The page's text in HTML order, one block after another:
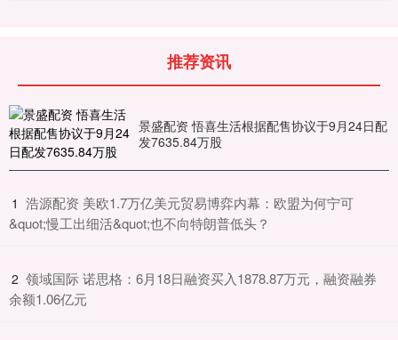
推荐资讯
景盛配资 悟喜生活根据配售协议于9月24日配
发7635.84万股
1 ​浩源配资 美欧1.7万亿美元贸易博弈内幕：欧盟为何宁可
&quot;慢工出细活&quot;也不向特朗普低头？
2 ​领域国际 诺思格：6月18日融资买入1878.87万元，融资融券
余额1.06亿元